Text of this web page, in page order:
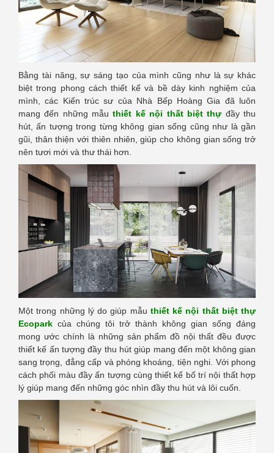
Bằng tài năng, sự sáng tạo của mình cũng như là sự khác
biệt trong phong cách thiết kế và bề dày kinh nghiệm của
mình, các Kiến trúc sư của Nhà Bếp Hoàng Gia đã luôn
mang đến những mẫu thiết kế nội thất biệt thựđầy thu
hút, ấn tượng trong từng không gian sống cũng như là gần
gũi, thân thiện với thiên nhiên, giúp cho không gian sống trở
nên tươi mới và thư thái hơn.
Một trong những lý do giúp mẫu thiết kế nội thất biệt thự
Ecopark của chúng tôi trở thành không gian sống đáng
mong ước chính là những sản phẩm đồ nội thất đều được
thiết kế ấn tượng đầy thu hút giúp mang đến một không gian
sang trọng, đẳng cấp và phóng khoáng, tiện nghi. Với phong
cách phối màu đầy ấn tượng cùng thiết kế bố trí nội thất hợp
lý giúp mang đến những góc nhìn đầy thu hút và lôi cuốn.